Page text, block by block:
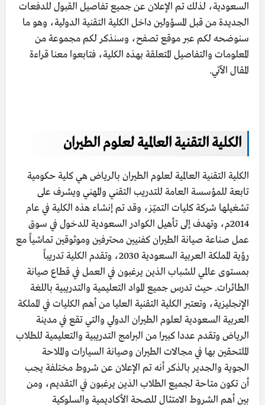
السعودية، لذلك تم الإعلان عن جميع تفاصيل القبول للدفعات
الجديدة من قبل المسؤولين داخل الكلية التقنية الدولية، وهو ما
سنوضحه لكم عبر موقع تصفح، وسنذكر لكم مجموعة من
المعلومات والتفاصيل المتعلقة بهذه الكلية، فتابعوا معنا قراءة
المقال الآتي.
الكلية التقنية العالمية لعلوم الطيران
الكلية التقنية العالمية لعلوم الطيران بالرياض هي كلية حكومية
تابعة للمؤسسة العامة للتدريب التقني والمهني ويشرف على
تشغيلها شركة كليات التميّز، وقد تم إنشاء هذه الكلية في عام
2014م، وتهدف إلى تأهيل الكوادر السعودية للدخول في سوق
عمل صناعة صيانة الطيران كفنيين محترفين وموثوقين تماشياً مع
رؤية المملكة العربية السعودية 2030، وتقدم الكلية تدريباً
بمستوى عالمي للشباب الذين يرغبون في العمل في قطاع صيانة
الطائرات. حيث تدرس جميع المواد التعليمية والتدريبية باللغة
الإنجليزية، وتعتبر الكلية التقنية العليا من أهم الكليات في المملكة
العربية السعودية لعلوم الطيران الدولي والتي تقع في مدينة
الرياض وتقدم عددا كبيرا من البرامج التدريبية والتعليمية للطلاب
الملتحقين بها في مجالات الطيران وصيانة السيارات والملاحة
الجوية والجدير بالذكر أنه تم الإعلان عن شروط مختلفة يجب
أن تكون متاحة لجميع الطلاب الذين يرغبون في التقديم، ومن
بين أهم الشروط الامتثال للصحة الأكاديمية والسلوكية